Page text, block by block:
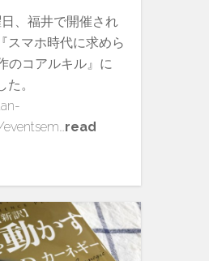
、福井で開催され
スマホ時代に求めら
のコアルキル』に
。
read